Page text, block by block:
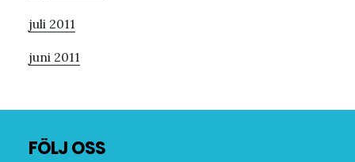
juli 2011
juni 2011
FÖLJ OSS